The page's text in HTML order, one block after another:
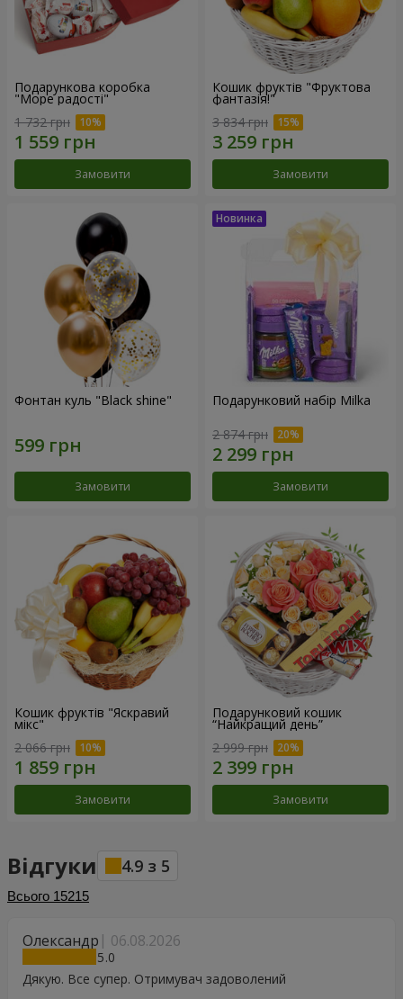
Подарункова коробка
"Море радості"
1 732 грн
Замовити
Кошик фруктів "Фруктова
фантазія!"
3 834 грн
Замовити
Фонтан куль "Black shine"
Замовити
Подарунковий набір Milka
2 874 грн
Замовити
Кошик фруктів "Яскравий
мікс"
2 066 грн
Замовити
Подарунковий кошик
“Найкращий день”
2 999 грн
Замовити
Відгуки 4.9 з 5
Всього 15215
Олександр 06.08.2026
5
Дякую. Все супер. Отримувач задоволений